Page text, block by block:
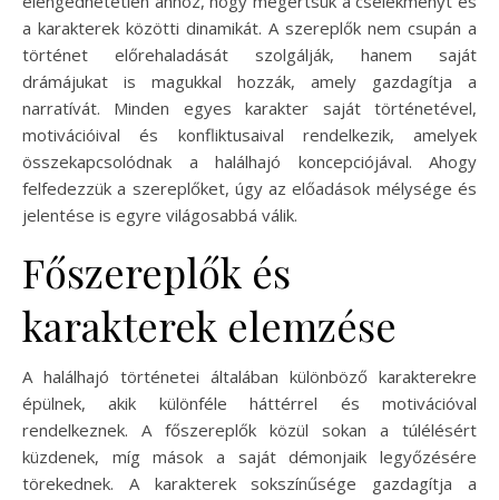
a karakterek közötti dinamikát. A szereplők nem csupán a
történet előrehaladását szolgálják, hanem saját
drámájukat is magukkal hozzák, amely gazdagítja a
narratívát. Minden egyes karakter saját történetével,
motivációival és konfliktusaival rendelkezik, amelyek
összekapcsolódnak a halálhajó koncepciójával. Ahogy
felfedezzük a szereplőket, úgy az előadások mélysége és
jelentése is egyre világosabbá válik.
Főszereplők és
karakterek elemzése
A halálhajó történetei általában különböző karakterekre
épülnek, akik különféle háttérrel és motivációval
rendelkeznek. A főszereplők közül sokan a túlélésért
küzdenek, míg mások a saját démonjaik legyőzésére
törekednek. A karakterek sokszínűsége gazdagítja a